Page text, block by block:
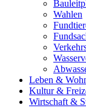
Wahlen
Leben &
Kultur &
Wirtschaft &